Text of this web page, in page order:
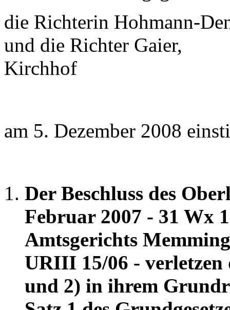
die Richterin Hohmann-
und die Richter Gaier,
Kirchhof
am 5. Dezember 2008
Der Beschluss des
Februar 2007 - 31 Wx
Amtsgerichts
URIII 15/06 - verletzen
und 2) in ihrem